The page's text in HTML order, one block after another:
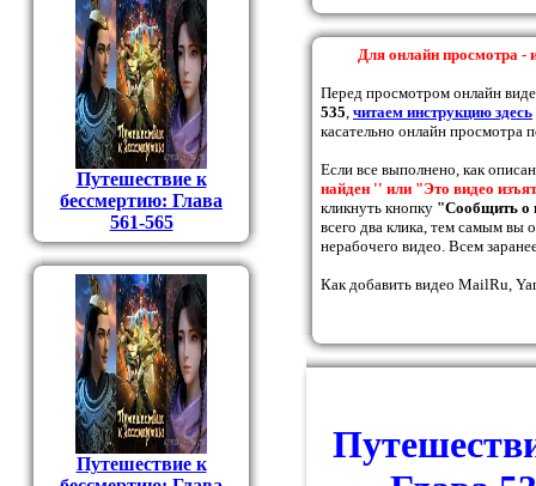
Путешествие к
бессмертию: Глава
561-565
Путешествие к
Для онлайн просмотра -
Перед просмотром онлайн
535, читаем инструкцию здесь
касательно онлайн просмотра
Если все выполнено, как
найден '' или "Это видео
кликнуть кнопку "Сообщить о
всего два клика, тем самым вы
нерабочего видео. Всем
Как добавить видео MailRu,